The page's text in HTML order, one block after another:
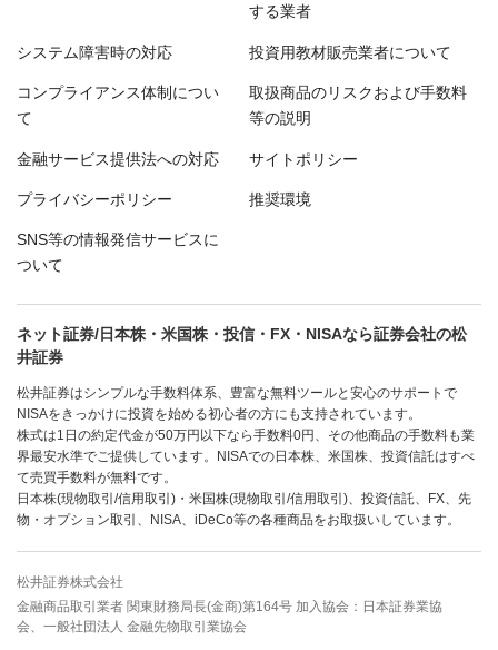
する業者
システム障害時の対応 投資用教材販売業者について
コンプライアンス体制につい
て
取扱商品のリスクおよび手数料
等の説明
金融サービス提供法への対応 サイトポリシー
プライバシーポリシー 推奨環境
SNS等の情報発信サービスに
ついて
ネット証券/日本株・米国株・投信・FX・NISAなら証券会社の松
井証券
松井証券はシンプルな手数料体系、豊富な無料ツールと安心のサポートで
NISAをきっかけに投資を始める初心者の方にも支持されています。
株式は1日の約定代金が50万円以下なら手数料0円、その他商品の手数料も業
界最安水準でご提供しています。NISAでの日本株、米国株、投資信託はすべ
て売買手数料が無料です。
日本株(現物取引/信用取引)・米国株(現物取引/信用取引)、投資信託、FX、先
物・オプション取引、NISA、iDeCo等の各種商品をお取扱いしています。
松井証券株式会社
金融商品取引業者 関東財務局長(金商)第164号 加入協会：日本証券業協
会、一般社団法人 金融先物取引業協会